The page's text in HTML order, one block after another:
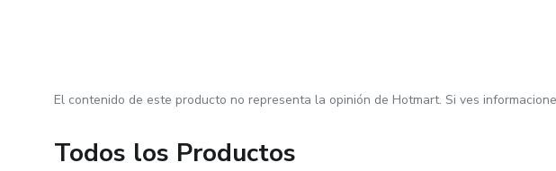
El contenido de este producto no representa la opinión de Hotmart. Si ves
Todos los Productos